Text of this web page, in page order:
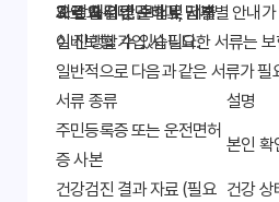
과 같습니다.
계약 체결 및 보험료 납부
으로 매우 간단하며, 단계별 안내가 잘 되어 있어 어려움 없
이 진행할 수 있습니다.
3. 필요 서류 준비 및 제출
실비보험 가입 시 필요한 서류는
일반적으로 다음과 같은 서류가 필
서류 종류
설명
주민등록증 또는 운전면허
증 사본
본인 확
건강검진 결과 자료 (필요 건강 상